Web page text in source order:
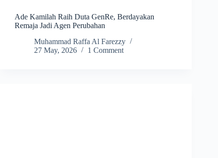
Ade Kamilah Raih Duta GenRe, Berdayakan
Remaja Jadi Agen Perubahan
Muhammad Raffa Al Farezzy
27 May, 2026
1 Comment